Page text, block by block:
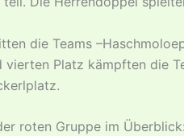
die Teams
Platz kämpften die
roten Gruppe im Überblick: